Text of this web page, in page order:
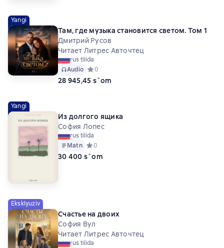
Yangi
Там, где музыка становится светом. Том 1
Дмитрий Русов
Читает Литрес Авточтец
rus tilida
Audio Средний рейтинг 0 на основе 0 оценок
0
28 945,45 s`om
Yangi
Из долгого ящика
София Лопес
rus tilida
Matn Средний рейтинг 0 на основе 0 оценок
0
30 400 s`om
Eksklyuziv
Счастье на двоих
София Вул
Читает Литрес Авточтец
rus tilida